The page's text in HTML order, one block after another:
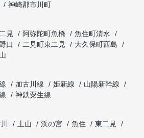
神崎郡市川町
見 阿弥陀町魚橋
魚住町清水
口 二見町東二見
大久保町西島
加古川線 姫新線
山陽新幹線
神鉄粟生線
土山 浜の宮 魚住
東二見